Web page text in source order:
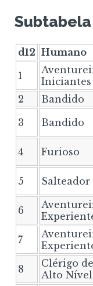
d12 Humano
1
Iniciantes
2
Bandido
3
Bandido
4
Furioso
5
Salteador
6
7
8
Clérigo de
Alto Nível